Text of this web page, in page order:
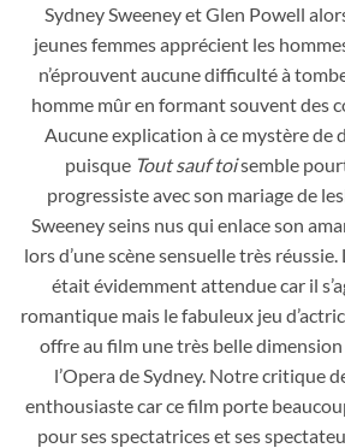
Sydney Sweeney et Glen Powell
jeunes femmes apprécient les
n’éprouvent aucune difficulté à
homme mûr en formant souvent des
Aucune explication à ce mystère de
puisque Tout sauf toisemble
progressiste avec son mariage de
Sweeney seins nus qui enlace son
lors d’une scène sensuelle très réussie.
était évidemment attendue car il
romantique mais le fabuleux jeu
offre au film une très belle
l’Opera de Sydney. Notre critique
enthousiaste car ce film porte
pour ses spectatrices et ses